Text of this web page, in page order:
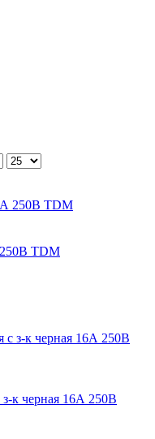
250В TDM
к черная 16А 250В